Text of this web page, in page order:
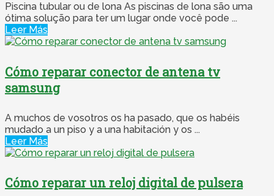
Piscina tubular ou de lona As piscinas de lona são uma
ótima solução para ter um lugar onde você pode ...
Leer Más
Cómo reparar conector de antena tv
samsung
A muchos de vosotros os ha pasado, que os habéis
mudado a un piso y a una habitación y os ...
Leer Más
Cómo reparar un reloj digital de pulsera